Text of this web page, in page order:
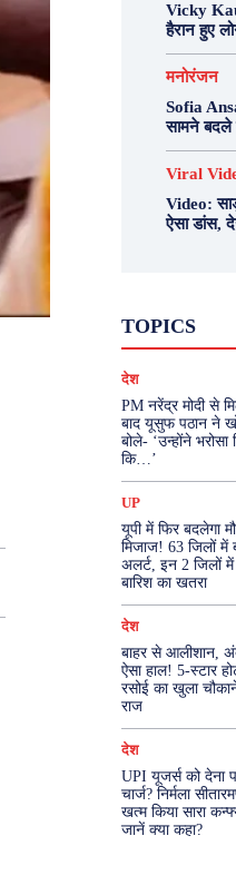
Vicky
हैरान हुए
मनोरंजन
Sofia
सामने बदले
Viral
Video:
ऐसा डांस,
TOPICS
देश
PM नरेंद्र मोदी से
बाद यूसुफ पठान ने
बोले- ‘उन्होंने भरोसा
कि…’
UP
यूपी में फिर बदलेगा
मिजाज! 63 जिलों में
अलर्ट, इन 2 जिलों में
बारिश का खतरा
देश
बाहर से आलीशान,
ऐसा हाल! 5-स्टार
रसोई का खुला
राज
देश
UPI यूजर्स को देना
चार्ज? निर्मला
खत्म किया सारा
जानें क्या कहा?